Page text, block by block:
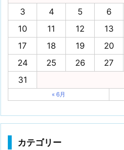
3
4 5 6
10
11 12 13
17
18 19 20
24
25 26 27
31
« 6月
カテゴリー